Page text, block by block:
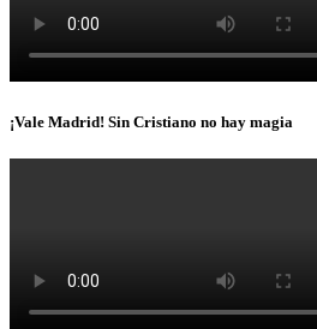
¡Vale Madrid! Sin Cristiano no hay magia